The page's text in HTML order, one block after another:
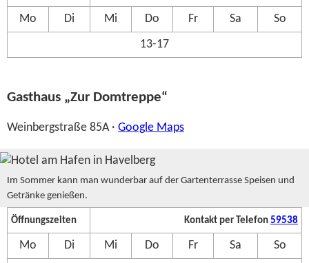
Mo Di Mi Do Fr Sa So
13-17
Gasthaus „Zur Domtreppe“
Weinbergstraße 85A · Google Maps
Im Sommer kann man wunderbar auf der Gartenterrasse Speisen und
Getränke genießen.
Öffnungszeiten Kontakt per Telefon 59538
Mo Di Mi Do Fr Sa So